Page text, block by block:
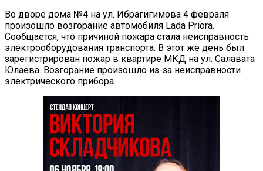
Во дворе дома №4 на ул. Ибрагигимова 4 февраля
произошло возгорание автомобиля Lada Priora.
Сообщается, что причиной пожара стала неисправность
электрооборудования транспорта. В этот же день был
зарегистрирован пожар в квартире МКД на ул. Салавата
Юлаева. Возгорание произошло из-за неисправности
электрического прибора.